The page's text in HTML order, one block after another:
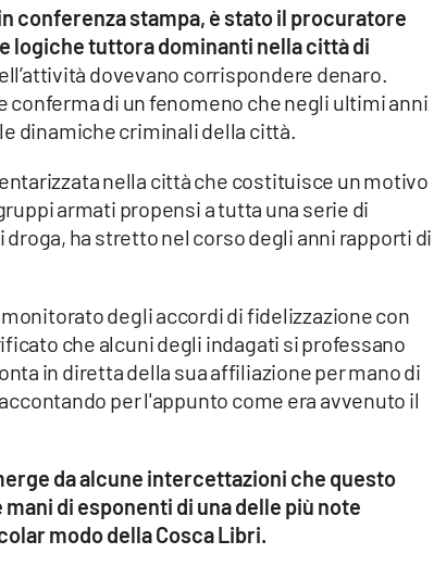
conferenza stampa, è stato il procuratore
logiche tuttora dominanti nella città di
dovevano corrispondere denaro.
di un fenomeno che negli ultimi anni
dinamiche criminali della città.
nella città che costituisce un motivo
armati propensi a tutta una serie di
ha stretto nel corso degli anni rapporti di
degli accordi di fidelizzazione con
che alcuni degli indagati si professano
in diretta della sua affiliazione per mano di
per l'appunto come era avvenuto il
da alcune intercettazioni che questo
di esponenti di una delle più note
modo della Cosca Libri.